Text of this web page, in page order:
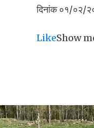
दिनांक ०१/०२/
LikeShow